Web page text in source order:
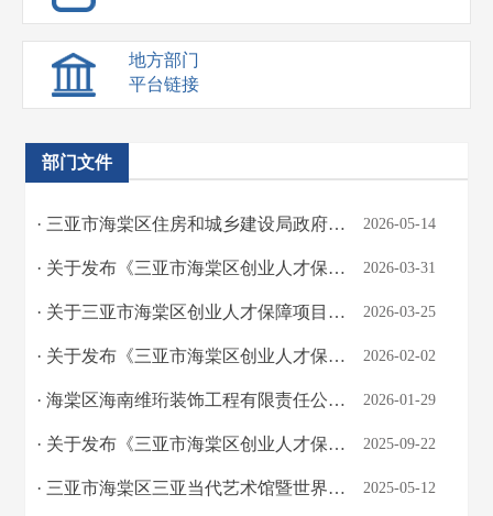
地方部门
平台链接
部门文件
· 三亚市海棠区住房和城乡建设局政府购买服务指导性目录 2026-05-14
· 关于发布《三亚市海棠区创业人才保障项目公租房选房工作流程方案》的公示 2026-03-31
· 关于三亚市海棠区创业人才保障项目公租房（第十一批）名单的公示 2026-03-25
· 关于发布《三亚市海棠区创业人才保障项目公租房选房工作流程方案》的公示 2026-02-02
· 海棠区海南维珩装饰工程有限责任公司“11·19”一般高处坠落亡人事故调查报告 2026-01-29
· 关于发布《三亚市海棠区创业人才保障项目公租房选房工作流程方案》的公示 2025-09-22
· 三亚市海棠区三亚当代艺术馆暨世界手工艺理事会国际交流中心项目“5·10”一般高处... 2025-05-12